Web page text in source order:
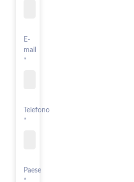
E-
mail
*
Telefono
*
Paese